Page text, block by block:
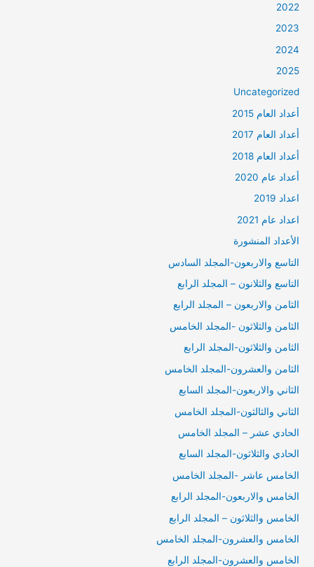
2022
2023
2024
2025
Uncategorized
أعداد العام 2015
أعداد العام 2017
أعداد العام 2018
أعداد عام 2020
اعداد 2019
اعداد عام 2021
الأعداد المنشورة
التاسع والاربعون-المجلد السادس
التاسع والثلانون – المجلد الرابع
الثامن والاربعون – المجلد الرابع
الثامن والثلاثون -المجلد الخامس
الثامن والثلاثون-المجلد الرابع
الثامن والعشرون-المجلد الخامس
الثاني والاربعون-المجلد السابع
الثاني والثالثون-المجلد الخامس
الحادي عشر – المجلد الخامس
الحادي والثلاثون-المجلد السابع
الخامس عاشر -المجلد الخامس
الخامس والاربعون-المجلد الرابع
الخامس والثلاثون – المجلد الرابع
الخامس والعشرون-المجلد الخامس
الخامس والعشرون-المجلد الرابع